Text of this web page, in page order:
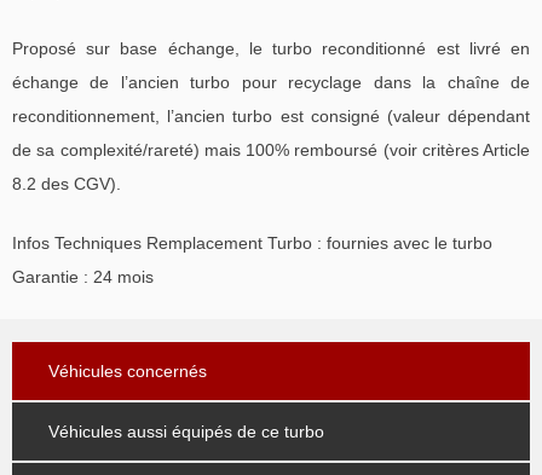
Proposé sur base échange, le turbo reconditionné est livré en
échange de l’ancien turbo pour recyclage dans la chaîne de
reconditionnement, l’ancien turbo est consigné (valeur dépendant
de sa complexité/rareté) mais 100% remboursé (voir critères Article
8.2 des CGV).
Infos Techniques Remplacement Turbo : fournies avec le turbo
Garantie : 24 mois
Véhicules concernés
Véhicules aussi équipés de ce turbo